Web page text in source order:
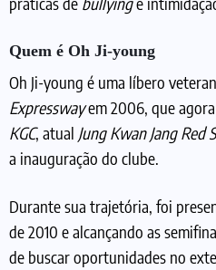
Quem é Oh Ji-young
Oh Ji-young é uma líbero
Expresswayem 2006, que agora
KGC, atual Jung Kwan Jang Red
a inauguração do clube.
Durante sua trajetória, foi
de 2010 e alcançando as
de buscar oportunidades no